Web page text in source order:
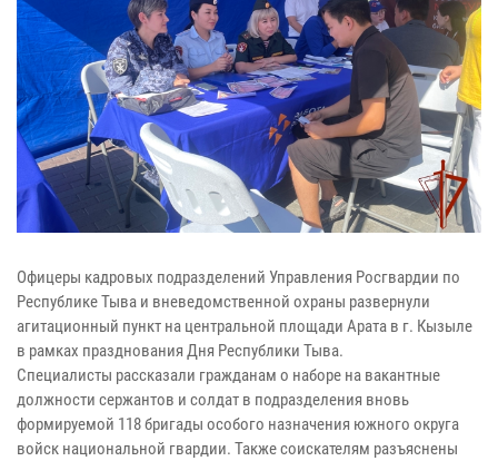
Офицеры кадровых подразделений Управления Росгвардии по
Республике Тыва и вневедомственной охраны развернули
агитационный пункт на центральной площади Арата в г. Кызыле
в рамках празднования Дня Республики Тыва.
Специалисты рассказали гражданам о наборе на вакантные
должности сержантов и солдат в подразделения вновь
формируемой 118 бригады особого назначения южного округа
войск национальной гвардии. Также соискателям разъяснены